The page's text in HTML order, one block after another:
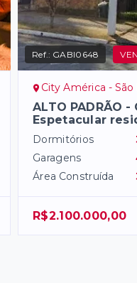
Ref.: GABI0648
City América -
ALTO PADRÃO
Espetacular
Dormitórios
Garagens
Área Construída
R$2.100.000,00